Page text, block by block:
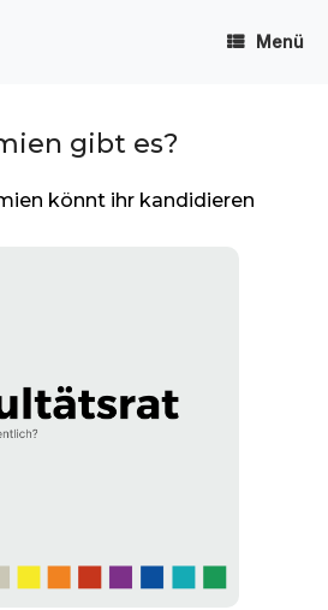
Menü
gibt es?
könnt ihr kandidieren